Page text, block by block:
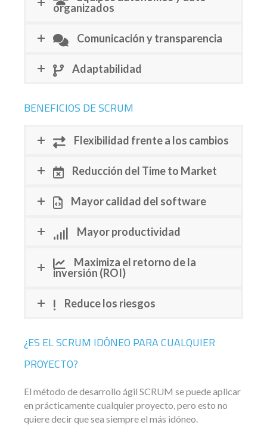
organizados
Comunicación y transparencia
Adaptabilidad
BENEFICIOS DE SCRUM
Flexibilidad frente a los cambios
Reducción del Time to Market
Mayor calidad del software
Mayor productividad
Maximiza el retorno de la
inversión (ROI)
Reduce los riesgos
¿ES EL SCRUM IDÓNEO PARA CUALQUIER
PROYECTO?
El método de desarrollo ágil SCRUM se puede aplicar
en prácticamente cualquier proyecto, pero esto no
quiere decir que sea siempre el más idóneo.